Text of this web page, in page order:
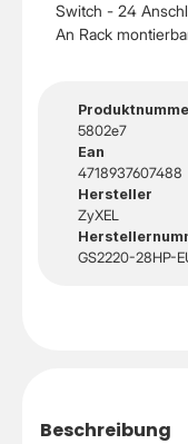
Switch - 24
An Rack
5802e7
Ean
4718937607488
Hersteller
ZyXEL
GS2220-28HP-
Beschreibung